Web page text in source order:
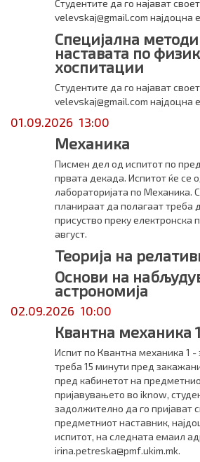
Студентите да го најават
velevskaj@gmail.com најдоцна
​Специјална
наставата по
хоспитации
Студентите да го најават
velevskaj@gmail.com најдоцна
01.09.2026 13:00
Механика
Писмен дел од испитот по
првата декада. Испитот ќе се
лабoраторијата по Механика.
планираат да полагаат треба
присуство преку електронска
август.
Теорија на
Основи на
астрономија
02.09.2026 10:00
Квантна механика 1
Испит по Квантна механика 1 -
треба 15 минути пред
пред кабинетот на
пријавувањето во iknow,
задолжително да го пријават
предметниот наставник,
испитот, на следната емаил
irina.petreska@pmf.ukim.mk.